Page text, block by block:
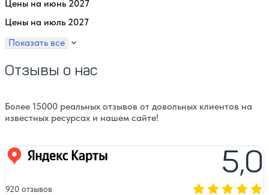
Цены на июнь 2027
Цены на июль 2027
Показать все
Отзывы о нас
Более 15000 реальных отзывов от довольных клиентов на
известных ресурсах и нашем сайте!
Яндекс карты 5,0
920 отзывов